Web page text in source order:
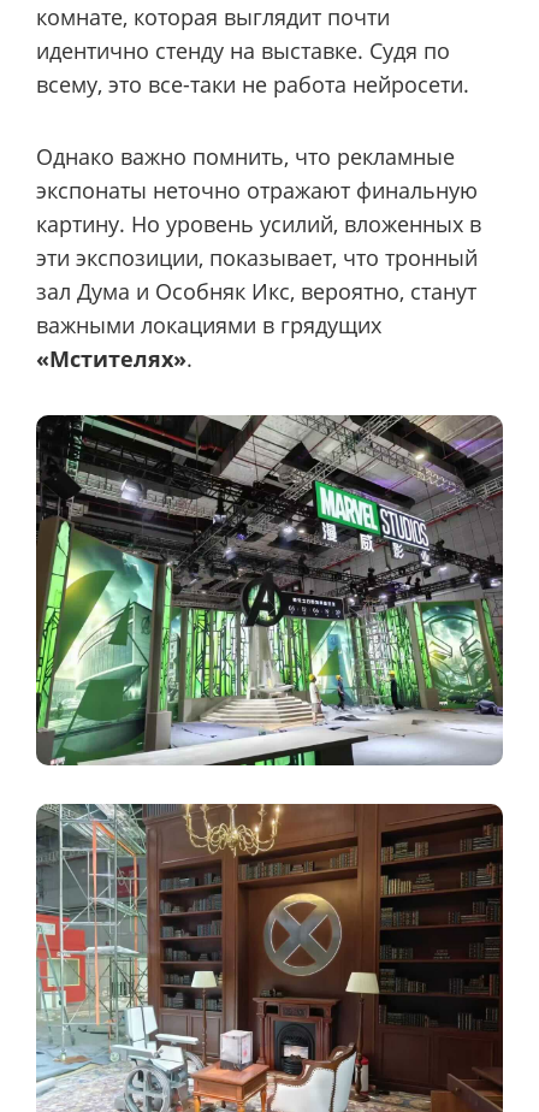
комнате, которая выглядит почти
идентично стенду на выставке. Судя по
всему, это все-таки не работа нейросети.
Однако важно помнить, что рекламные
экспонаты неточно отражают финальную
картину. Но уровень усилий, вложенных в
эти экспозиции, показывает, что тронный
зал Дума и Особняк Икс, вероятно, станут
важными локациями в грядущих
«Мстителях».